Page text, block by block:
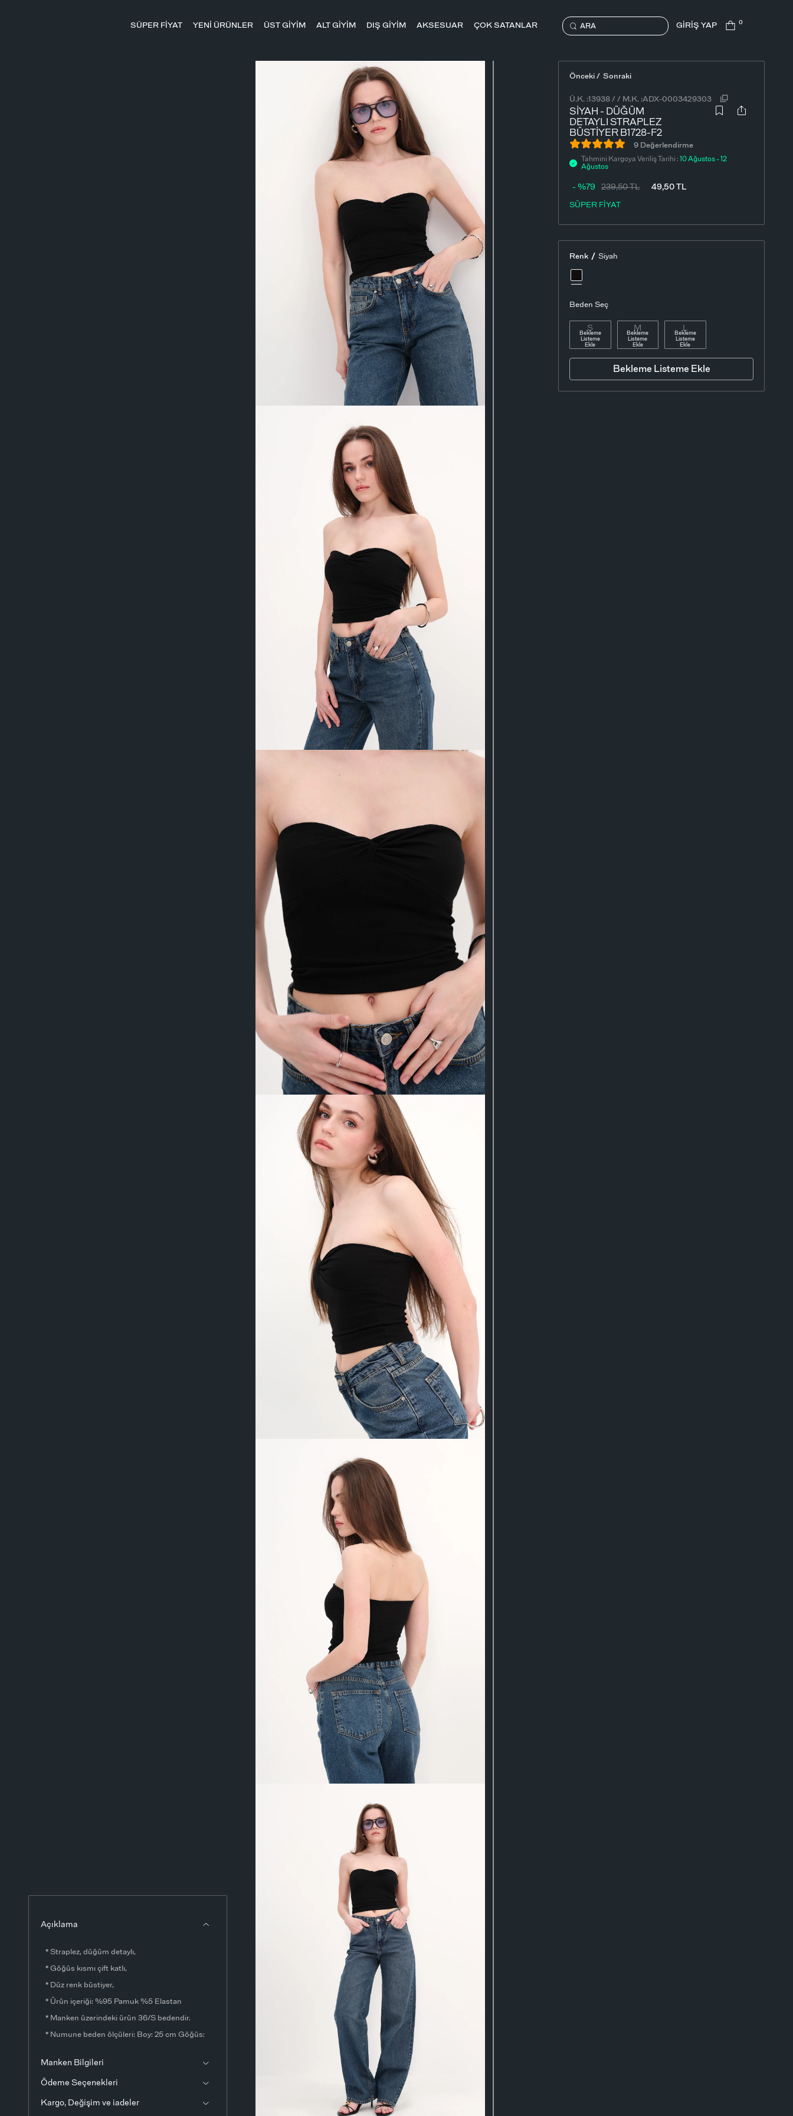
SÜPER FİYAT YENİ ÜRÜNLER ÜST GİYİM ALT GİYİM DIŞ GİYİM AKSESUAR ÇOK SATANLAR ARA GİRİŞ YAP 0
Açıklama
* Straplez, düğüm detaylı,
* Göğüs kısmı çift katlı,
* Düz renk büstiyer,
* Ürün içeriği: %95 Pamuk %5 Elastan
* Manken üzerindeki ürün 36/S bedendir.
* Numune beden ölçüleri: Boy: 25 cm Göğüs:
* Ürün çekimlerinde renkler, ışık farklılığından
dolayı değişkenlik gösterebilir.
Manken Bilgileri
Ödeme Seçenekleri
Kargo, Değişim ve iadeler
Önceki / Sonraki
Ü.K. :13938 // M.K. :ADX-0003429303
SIYAH - DÜĞÜM
DETAYLI STRAPLEZ
BÜSTIYER B1728-F2
9 Değerlendirme
Tahmini Kargoya Veriliş Tarihi :10 Ağustos - 12
Ağustos
SÜPER FİYAT
239,50TL 49,50TL
- %79
Renk / Siyah
Beden Seç
S
Bekleme
Listeme
Ekle
M
Bekleme
Listeme
Ekle
L
Bekleme
Listeme
Ekle
Bekleme Listeme Ekle